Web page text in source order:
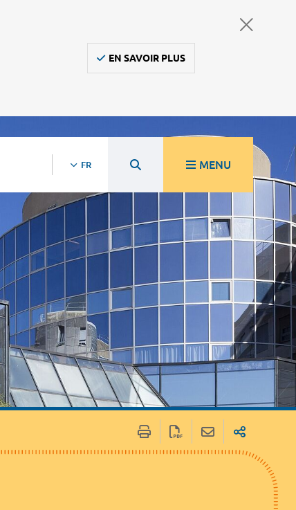
EN SAVOIR PLUS
FR MENU